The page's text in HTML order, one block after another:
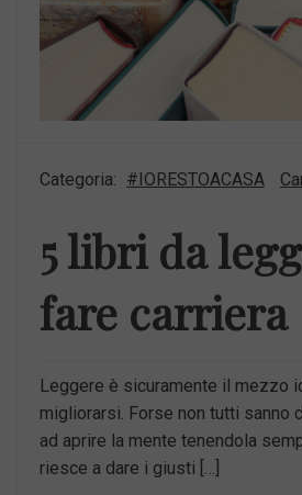
Categoria: #IORESTOACASA
5 libri da
fare carriera
Leggere è sicuramente il mezzo
migliorarsi. Forse non tutti sanno
ad aprire la mente tenendola
riesce a dare i giusti […]